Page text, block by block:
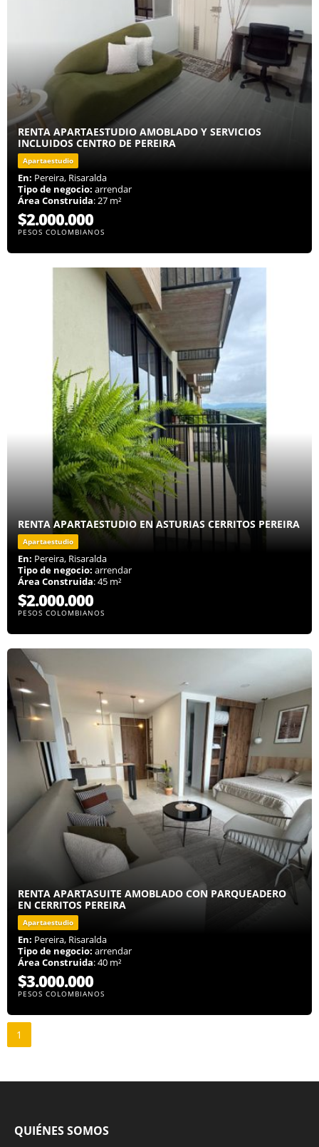
RENTA APARTAESTUDIO AMOBLADO Y SERVICIOS
INCLUIDOS CENTRO DE PEREIRA
Apartaestudio
En: Pereira, Risaralda
Tipo de negocio: arrendar
Área Construida: 27 m²
$2.000.000
PESOS COLOMBIANOS
RENTA APARTAESTUDIO EN ASTURIAS CERRITOS PEREIRA
Apartaestudio
En: Pereira, Risaralda
Tipo de negocio: arrendar
Área Construida: 45 m²
$2.000.000
PESOS COLOMBIANOS
RENTA APARTASUITE AMOBLADO CON PARQUEADERO
EN CERRITOS PEREIRA
Apartaestudio
En: Pereira, Risaralda
Tipo de negocio: arrendar
Área Construida: 40 m²
$3.000.000
PESOS COLOMBIANOS
1
QUIÉNES SOMOS